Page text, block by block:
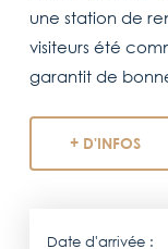
une station de
visiteurs été
garantit de
+ D'INFOS
Date d'arrivée :